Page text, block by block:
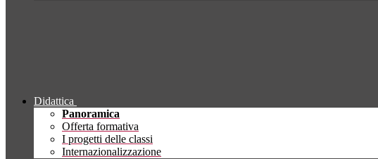
Didattica
Panoramica
Offerta formativa
I progetti delle classi
Internazionalizzazione